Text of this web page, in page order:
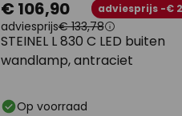
STEINEL L 830 C LED buiten
wandlamp, antraciet
€ 106,90 adviesprijs -€
adviesprijs€ 133,78
Op voorraad